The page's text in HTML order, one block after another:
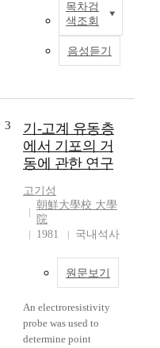
목차검
색조회
음성듣기
3
기-고계 유동층
에서 기포의 거
동에 관한 연구
고기성
朝鮮大學校 大學
院
1981
국내석사
원문보기
An electroresistivity
probe was used to
determine point